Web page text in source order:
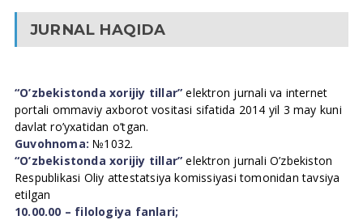
JURNAL HAQIDA
“O’zbekistonda xorijiy tillar” elektron jurnali va internet
portali ommaviy axborot vositasi sifatida 2014 yil 3 may kuni
davlat ro’yxatidan o’tgan.
Guvohnoma: №1032.
“O’zbekistonda xorijiy tillar” elektron jurnali O’zbekiston
Respublikasi Oliy attestatsiya komissiyasi tomonidan tavsiya
etilgan
10.00.00 – filologiya fanlari;